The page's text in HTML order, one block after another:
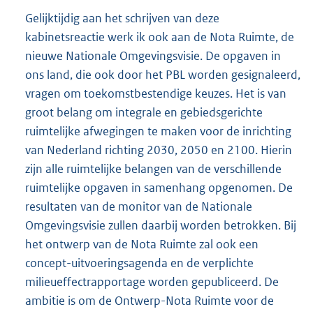
Gelijktijdig aan het schrijven van deze
kabinetsreactie werk ik ook aan de Nota Ruimte, de
nieuwe Nationale Omgevingsvisie. De opgaven in
ons land, die ook door het PBL worden gesignaleerd,
vragen om toekomstbestendige keuzes. Het is van
groot belang om integrale en gebiedsgerichte
ruimtelijke afwegingen te maken voor de inrichting
van Nederland richting 2030, 2050 en 2100. Hierin
zijn alle ruimtelijke belangen van de verschillende
ruimtelijke opgaven in samenhang opgenomen. De
resultaten van de monitor van de Nationale
Omgevingsvisie zullen daarbij worden betrokken. Bij
het ontwerp van de Nota Ruimte zal ook een
concept-uitvoeringsagenda en de verplichte
milieueffectrapportage worden gepubliceerd. De
ambitie is om de Ontwerp-Nota Ruimte voor de